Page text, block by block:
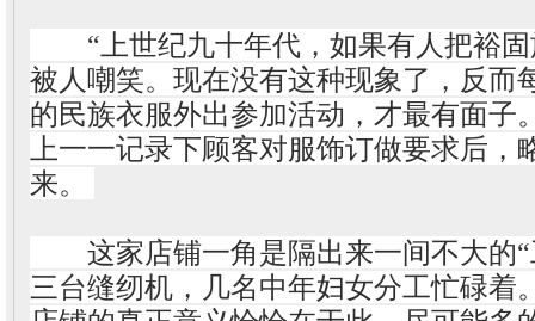
“上世纪九十年代，如果有人把裕固
被人嘲笑。现在没有这种现象了，反而
的民族衣服外出参加活动，才最有面子
上一一记录下顾客对服饰订做要求后
来。
这家店铺一角是隔出来一间不大的“
三台缝纫机，几名中年妇女分工忙碌着